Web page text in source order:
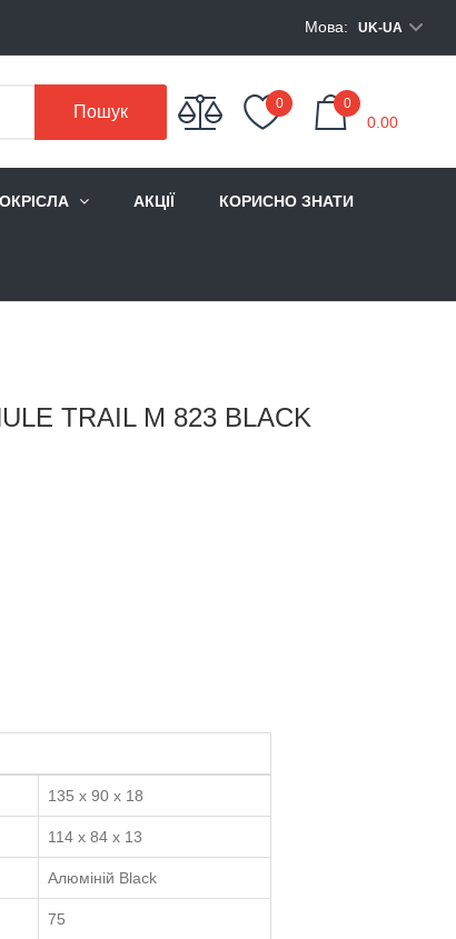
Мова: UK-UA
Пошук 0 0
0.00
АКЦІЇ КОРИСНО ЗНАТИ
TRAIL M 823 BLACK
135 x 90 x 18
114 x 84 x 13
Алюміній Black
75